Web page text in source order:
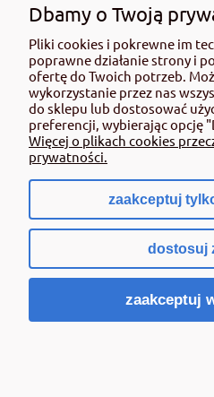
użyciem przeczytaj informacje
dotyczące produktu. Zwróć uwagę na
oraz przestrzegaj środków
Środki ochrony roślin do użytku
wyłącznie przez osoby
wymagane od osób nabywających
ustawie (art. 28 Ustawy z dn. 8 marca
Ustw 2020 poz.2097 z pózn. zm.)
złamaniem regulaminu sklepu.
pokaż pełną
Sklep
Dbamy o Twoją
Pliki cookies i pokrewne im
poprawne działanie strony i
ofertę do Twoich potrzeb.
wykorzystanie przez nas
do sklepu lub dostosować
preferencji, wybierając opcję
Więcej o plikach cookies
prywatności.
zaakceptuj
dostosuj
zaakceptuj